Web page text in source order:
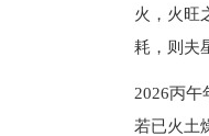
火，火旺
耗，则夫
2026丙午
若已火土